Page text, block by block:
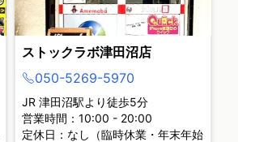
ストックラボ津田沼店
050-5269-5970
JR 津田沼駅より徒歩5分
営業時間：10:00 - 20:00
定休日：なし（臨時休業・年末年始